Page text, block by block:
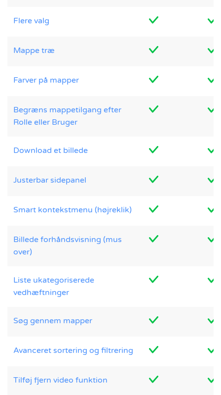
Flere valg
Mappe træ
Farver på mapper
Begræns mappetilgang efter
Rolle eller Bruger
Download et billede
Justerbar sidepanel
Smart kontekstmenu (højreklik)
Billede forhåndsvisning (mus
over)
Liste ukategoriserede
vedhæftninger
Søg gennem mapper
Avanceret sortering og filtrering
Tilføj fjern video funktion